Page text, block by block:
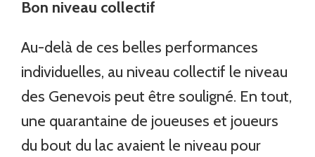
Bon niveau collectif
Au-delà de ces belles performances
individuelles, au niveau collectif le niveau
des Genevois peut être souligné. En tout,
une quarantaine de joueuses et joueurs
du bout du lac avaient le niveau pour